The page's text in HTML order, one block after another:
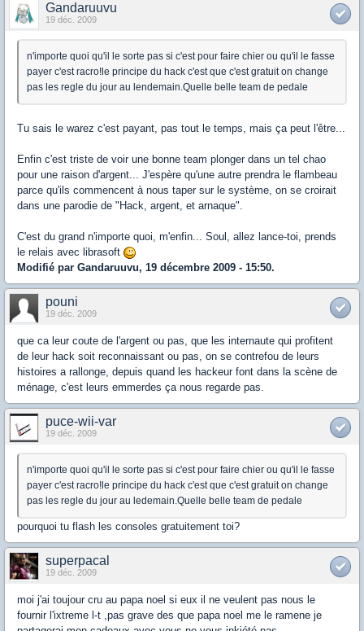
Gandaruuvu
19 déc. 2009
n'importe quoi qu'il le sorte pas si c'est pour faire chier ou qu'il le fasse
payer c'est racro!le principe du hack c'est que c'est gratuit on change
pas les regle du jour au lendemain.Quelle belle team de pedale
Tu sais le warez c'est payant, pas tout le temps, mais ça peut l'être...
Enfin c'est triste de voir une bonne team plonger dans un tel chao
pour une raison d'argent... J'espère qu'une autre prendra le flambeau
parce qu'ils commencent à nous taper sur le système, on se croirait
dans une parodie de "Hack, argent, et arnaque".
C'est du grand n'importe quoi, m'enfin... Soul, allez lance-toi, prends
le relais avec librasoft
Modifié par Gandaruuvu, 19 décembre 2009 - 15:50.
pouni
19 déc. 2009
que ca leur coute de l'argent ou pas, que les internaute qui profitent
de leur hack soit reconnaissant ou pas, on se contrefou de leurs
histoires a rallonge, depuis quand les hackeur font dans la scène de
ménage, c'est leurs emmerdes ça nous regarde pas.
puce-wii-var
19 déc. 2009
n'importe quoi qu'il le sorte pas si c'est pour faire chier ou qu'il le fasse
payer c'est racro!le principe du hack c'est que c'est gratuit on change
pas les regle du jour au ledemain.Quelle belle team de pedale
pourquoi tu flash les consoles gratuitement toi?
superpacal
19 déc. 2009
moi j'ai toujour cru au papa noel si eux il ne veulent pas nous le
fournir l'ixtreme l-t ,pas grave des que papa noel me le ramene je